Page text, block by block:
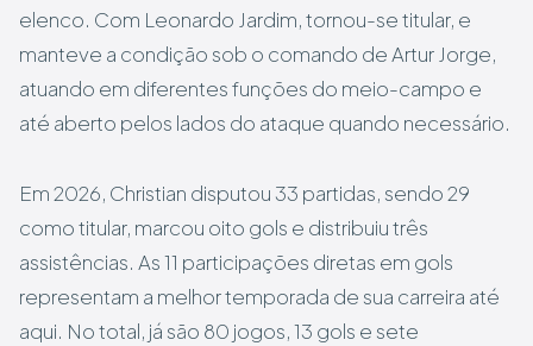
elenco. Com Leonardo Jardim, tornou-se titular, e
manteve a condição sob o comando de Artur Jorge,
atuando em diferentes funções do meio-campo e
até aberto pelos lados do ataque quando necessário.
Em 2026, Christian disputou 33 partidas, sendo 29
como titular, marcou oito gols e distribuiu três
assistências. As 11 participações diretas em gols
representam a melhor temporada de sua carreira até
aqui. No total, já são 80 jogos, 13 gols e sete